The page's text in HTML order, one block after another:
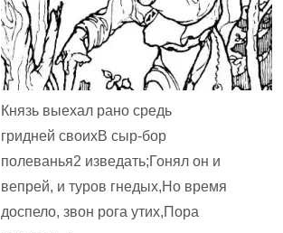
Князь выехал рано средь
гридней своихВ сыр-бор
полеванья2 изведать;Гонял он и
вепрей, и туров гнедых,Но время
доспело, звон рога утих,Пора